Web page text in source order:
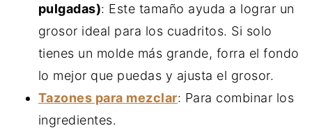
pulgadas): Este tamaño ayuda a lograr un
grosor ideal para los cuadritos. Si solo
tienes un molde más grande, forra el fondo
lo mejor que puedas y ajusta el grosor.
Tazones para mezclar: Para combinar los
ingredientes.